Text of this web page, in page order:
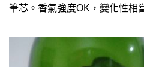
筆芯。香氣強度OK，變化性相